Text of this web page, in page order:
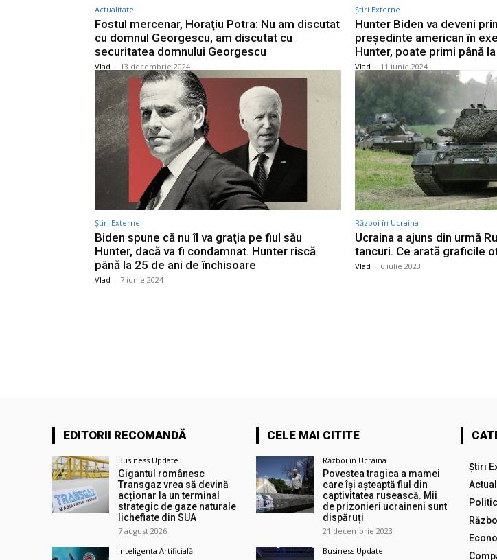
Actualitate
Fostul mercenar, Horaţiu Potra: Nu am discutat
cu domnul Georgescu, am discutat cu
securitatea domnului Georgescu
Vlad - 13 decembrie 2024
Știri Externe
Hunter Biden va deveni
președinte american în
Hunter, poate primi până
Vlad - 11 iunie 2024
Știri Externe
Biden spune că nu îl va graţia pe fiul său
Hunter, dacă va fi condamnat. Hunter riscă
până la 25 de ani de închisoare
Vlad - 7 iunie 2024
Război în Ucraina
Ucraina a ajuns din urmă
tancuri. Ce arată graficile
Vlad - 6 iulie 2023
EDITORII RECOMANDĂ
Business Update
Gigantul românesc
Transgaz vrea să devină
acționar la un terminal
strategic de gaze naturale
lichefiate din SUA
7 august 2026
Inteligența Artificială
CELE MAI CITITE
Război în Ucraina
Povestea tragica a mamei
care își așteaptă fiul din
captivitatea rusească. Mii
de prizonieri ucraineni sunt
dispăruți
21 decembrie 2023
Business Update
Știri